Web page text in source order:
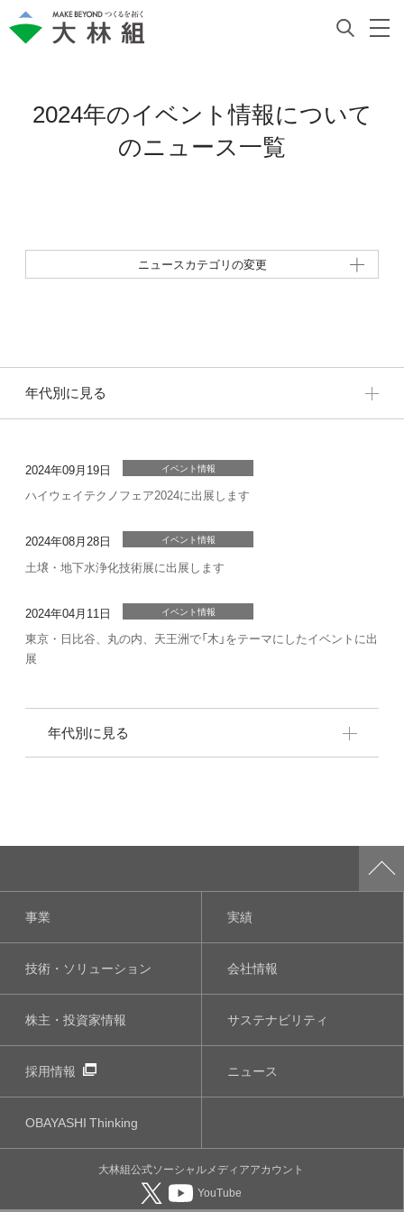
2024年のイベント情報について
のニュース一覧
ニュースカテゴリの変更
年代別に見る
2024年09月19日 イベント情報
ハイウェイテクノフェア2024に出展します
2024年08月28日 イベント情報
土壌・地下水浄化技術展に出展します
2024年04月11日 イベント情報
東京・日比谷、丸の内、天王洲で「木」をテーマにしたイベントに出
展
年代別に見る
事業 実績
技術・ソリューション 会社情報
株主・投資家情報 サステナビリティ
採用情報 ニュース
OBAYASHIThinking
大林組公式ソーシャルメディアアカウント
YouTube